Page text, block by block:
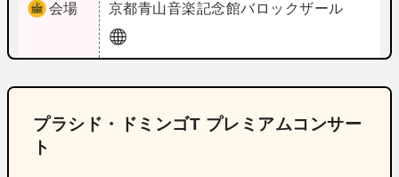
会場 京都青山音楽記念館バロックザール
プラシド・ドミンゴT プレミアムコンサー
ト